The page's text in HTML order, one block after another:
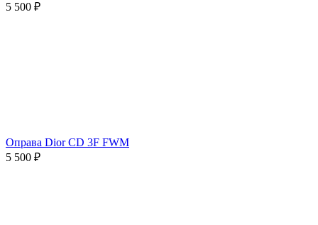
5 500 ₽
Оправа Dior CD 3F FWM
5 500 ₽